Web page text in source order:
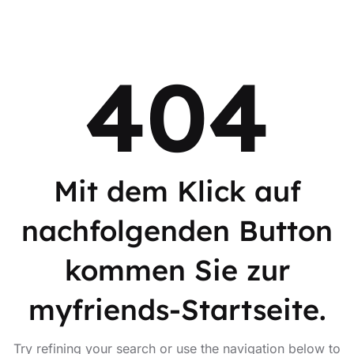
404
Mit dem Klick auf
nachfolgenden Button
kommen Sie zur
myfriends-Startseite.
Try refining your search or use the navigation below to